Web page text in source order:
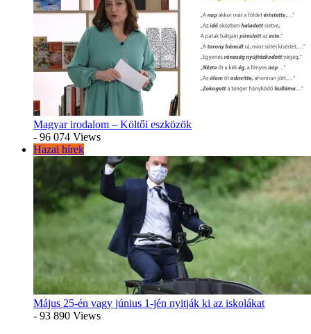
Magyar irodalom – Költői eszközök
- 96 074 Views
Hazai hírek
Május 25-én vagy június 1-jén nyitják ki az iskolákat
- 93 890 Views